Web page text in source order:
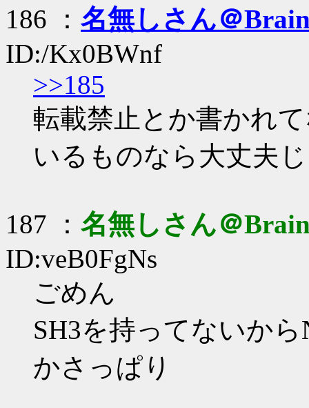
186 ： 名無しさん＠
ID:/Kx0BWnf
>>185
転載禁止とか書かれ
いるものなら大丈夫
187 ： 名無しさん＠
ID:veB0FgNs
ごめん
SH3を持ってないか
かさっぱり